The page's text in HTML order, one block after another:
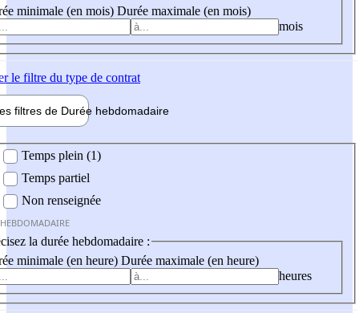
minimale (en mois) Durée maximale (en mois)
mois
le filtre du type de contrat
filtres de Durée hebdomadaire
Temps plein (1)
Temps partiel
Non renseignée
la durée hebdomadaire :
minimale (en heure) Durée maximale (en heure)
heures